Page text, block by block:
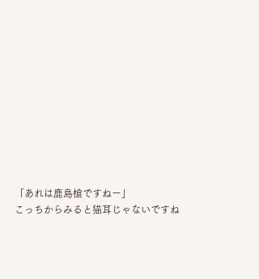
「あれは鹿島槍ですねー」
こっちからみると猫耳じゃないですね